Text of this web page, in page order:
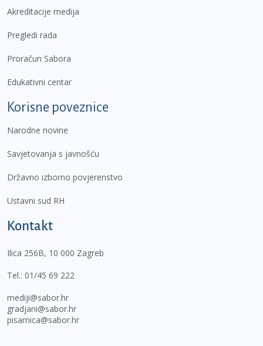
Akreditacije medija
Pregledi rada
Proračun Sabora
Edukativni centar
Korisne poveznice
Narodne novine
Savjetovanja s javnošću
Državno izborno povjerenstvo
Ustavni sud RH
Kontakt
Ilica 256B, 10 000 Zagreb
Tel.: 01/45 69 222
mediji@sabor.hr
gradjani@sabor.hr
pisarnica@sabor.hr